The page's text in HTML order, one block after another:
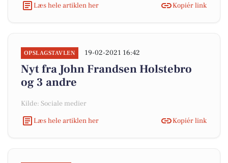
Læs hele artiklen her
Kopiér link
OPSLAGSTAVLEN 19-02-2021 16:42
Nyt fra John Frandsen Holstebro
og 3 andre
Kilde: Sociale medier
Læs hele artiklen her
Kopiér link